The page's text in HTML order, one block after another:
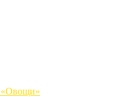
«Овощи»